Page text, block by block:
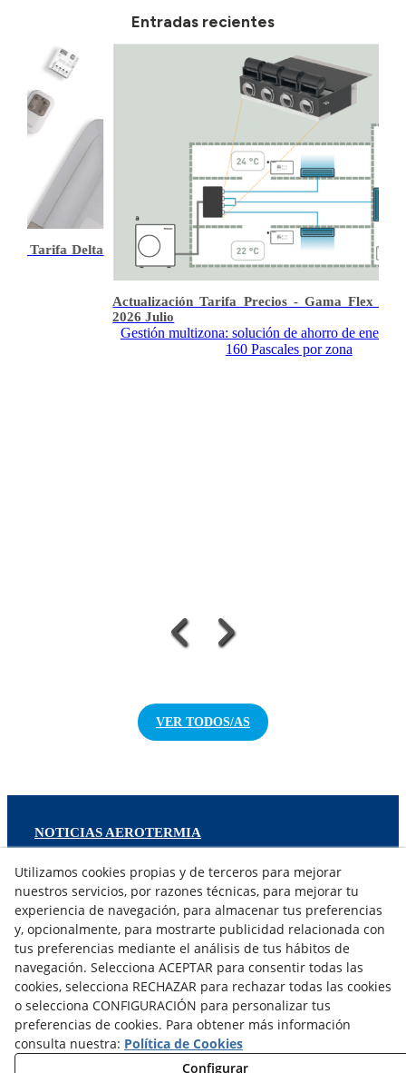
Entradas recientes
Tarifa Delta
Actualización Tarifa Precios - Gama Flex Air
2026 Julio
Gestión multizona: solución de ahorro de energía con
160 Pascales por zona
VER TODOS/AS
NOTICIAS AEROTERMIA
NOTICIAS CLIMATIZACIÓN
NOTICIAS CALEFACCIÓN
NOTICIAS BIOMASA
NOTICIAS VENTILACIÓN
NOTICIAS ACS
TARIFAS FABRICANTES
NOVEDADES
MI CUENTA
Utilizamos cookies propias y de terceros para mejorar
nuestros servicios, por razones técnicas, para mejorar tu
experiencia de navegación, para almacenar tus preferencias
y, opcionalmente, para mostrarte publicidad relacionada con
tus preferencias mediante el análisis de tus hábitos de
navegación. Selecciona ACEPTAR para consentir todas las
cookies, selecciona RECHAZAR para rechazar todas las cookies
o selecciona CONFIGURACIÓN para personalizar tus
preferencias de cookies. Para obtener más información
consulta nuestra: Política de Cookies
Configurar